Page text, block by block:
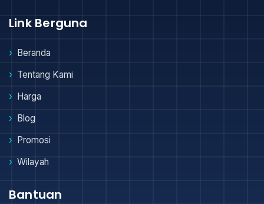
Link Berguna
Beranda
Tentang Kami
Harga
Blog
Promosi
Wilayah
Bantuan